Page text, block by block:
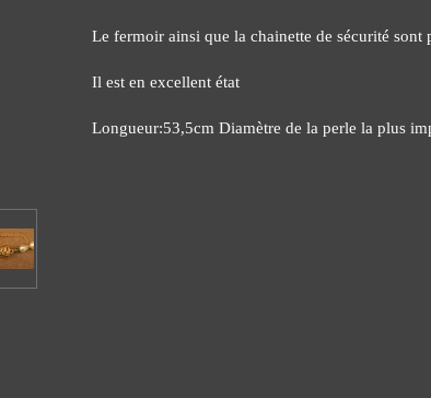
Le fermoir ainsi que la chainette de sécurité sont
Il est en excellent état
Longueur:53,5cm Diamètre de la perle la plus